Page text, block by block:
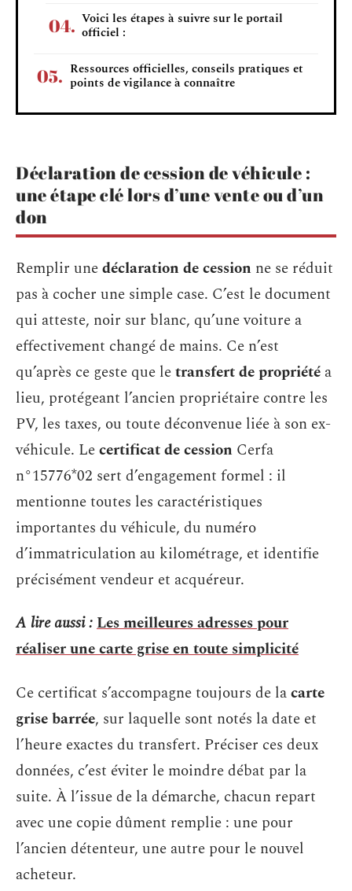
Voici les étapes à suivre sur le portail
officiel :
Ressources officielles, conseils pratiques et
points de vigilance à connaître
Déclaration de cession de véhicule :
une étape clé lors d’une vente ou d’un
don
Remplir unedéclaration de cession ne se réduit
pas à cocher une simple case. C’est le document
qui atteste, noir sur blanc, qu’une voiture a
effectivement changé de mains. Ce n’est
qu’après ce geste que letransfert de propriété a
lieu, protégeant l’ancien propriétaire contre les
PV, les taxes, ou toute déconvenue liée à son ex-
véhicule. Lecertificat de cession Cerfa
n°15776*02 sert d’engagement formel : il
mentionne toutes les caractéristiques
importantes du véhicule, du numéro
d’immatriculation au kilométrage, et identifie
précisément vendeur et acquéreur.
A lire aussi :Les meilleures adresses pour
réaliser une carte grise en toute simplicité
Ce certificat s’accompagne toujours de lacarte
grise barrée, sur laquelle sont notés la date et
l’heure exactes du transfert. Préciser ces deux
données, c’est éviter le moindre débat par la
suite. À l’issue de la démarche, chacun repart
avec une copie dûment remplie : une pour
l’ancien détenteur, une autre pour le nouvel
acheteur.